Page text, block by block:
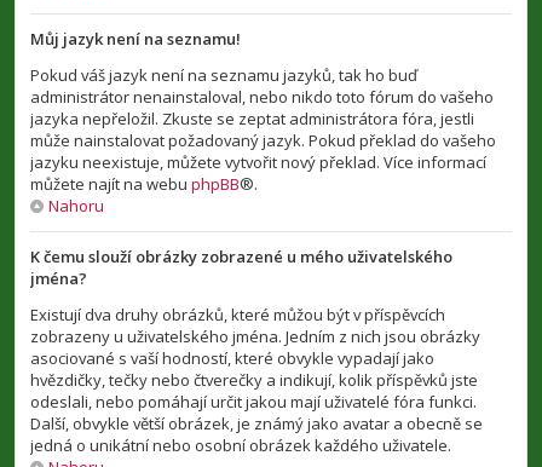
Můj jazyk není na seznamu!
Pokud váš jazyk není na seznamu jazyků, tak ho buď
administrátor nenainstaloval, nebo nikdo toto fórum do vašeho
jazyka nepřeložil. Zkuste se zeptat administrátora fóra, jestli
může nainstalovat požadovaný jazyk. Pokud překlad do vašeho
jazyku neexistuje, můžete vytvořit nový překlad. Více informací
můžete najít na webu phpBB®.
Nahoru
K čemu slouží obrázky zobrazené u mého uživatelského
jména?
Existují dva druhy obrázků, které můžou být v příspěvcích
zobrazeny u uživatelského jména. Jedním z nich jsou obrázky
asociované s vaší hodností, které obvykle vypadají jako
hvězdičky, tečky nebo čtverečky a indikují, kolik příspěvků jste
odeslali, nebo pomáhají určit jakou mají uživatelé fóra funkci.
Další, obvykle větší obrázek, je známý jako avatar a obecně se
jedná o unikátní nebo osobní obrázek každého uživatele.